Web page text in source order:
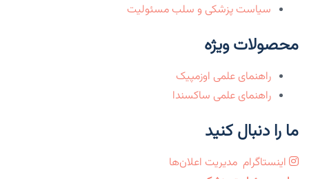
سیاست پزشکی و سلب مسئولیت
محصولات ویژه
راهنمای علمی اوزمپیک
راهنمای علمی ساکسندا
ما را دنبال کنید
اینستاگرام مدیریت اعلان‌ها